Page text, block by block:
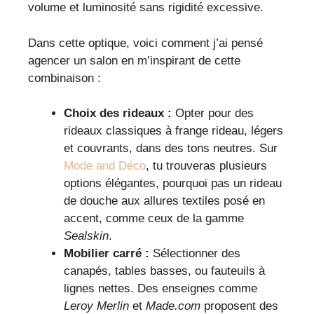
volume et luminosité sans rigidité excessive.
Dans cette optique, voici comment j’ai pensé
agencer un salon en m’inspirant de cette
combinaison :
Choix des rideaux : Opter pour des
rideaux classiques à frange rideau, légers
et couvrants, dans des tons neutres. Sur
Mode and Déco, tu trouveras plusieurs
options élégantes, pourquoi pas un rideau
de douche aux allures textiles posé en
accent, comme ceux de la gamme
Sealskin.
Mobilier carré : Sélectionner des
canapés, tables basses, ou fauteuils à
lignes nettes. Des enseignes comme
Leroy Merlin et Made.com proposent des